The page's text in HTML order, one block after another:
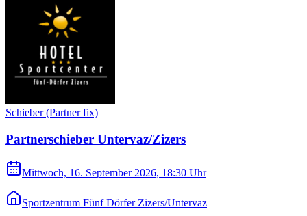
Schieber (Partner fix)
Partnerschieber Untervaz/Zizers
Mittwoch, 16. September 2026, 18:30 Uhr
Sportzentrum Fünf Dörfer Zizers/Untervaz